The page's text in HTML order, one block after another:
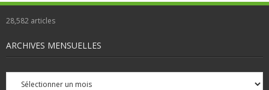
28,582 articles
ARCHIVES MENSUELLES
Archives
mensuelles